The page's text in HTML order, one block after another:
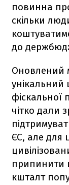
повинна
скільки
до
Оновлений
унікальний
фіскальної
чітко дали
ЄС, але для
припинити
кшталт